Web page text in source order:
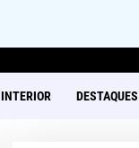
INTERIOR DESTAQUES